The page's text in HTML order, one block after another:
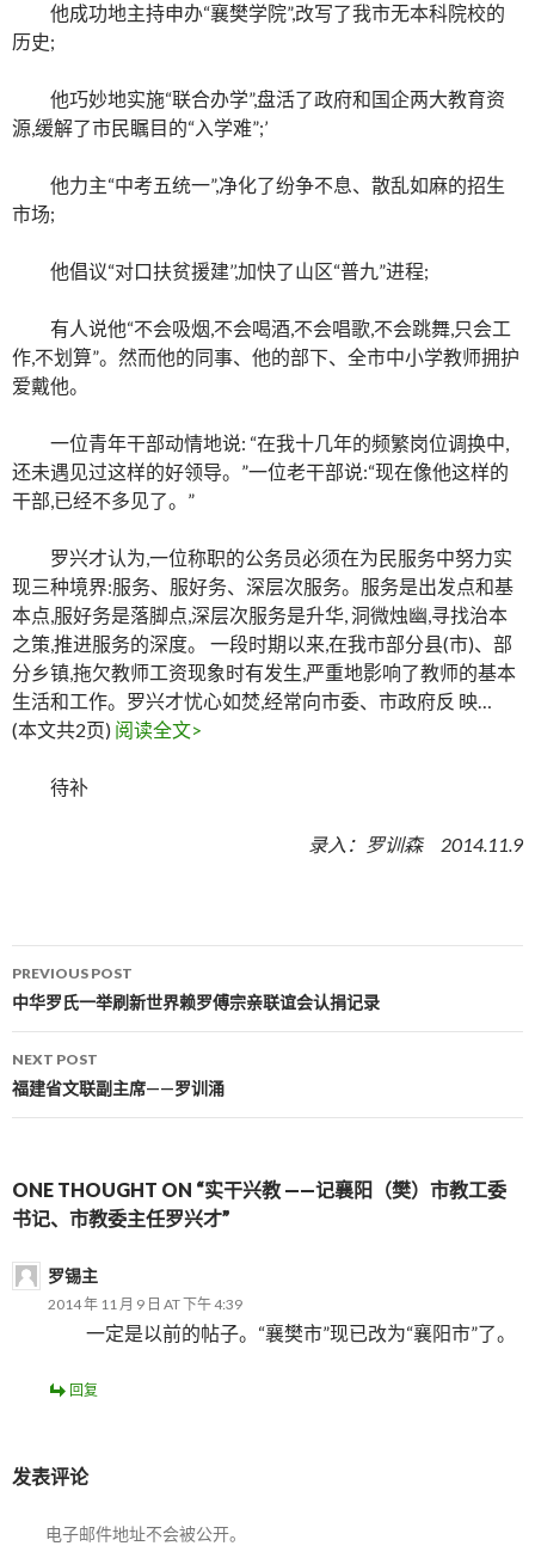
他成功地主持申办“襄樊学院”,改写了我市无本科院校的
历史;
他巧妙地实施“联合办学”,盘活了政府和国企两大教育资
源,缓解了市民瞩目的“入学难”;’
他力主“中考五统一”,净化了纷争不息、散乱如麻的招生
市场;
他倡议“对口扶贫援建’’,加快了山区“普九”进程;
有人说他“不会吸烟,不会喝酒,不会唱歌,不会跳舞,只会工
作,不划算”。然而他的同事、他的部下、全市中小学教师拥护
爱戴他。
一位青年干部动情地说: “在我十几年的频繁岗位调换中,
还未遇见过这样的好领导。”一位老干部说:“现在像他这样的
干部,已经不多见了。”
罗兴才认为,一位称职的公务员必须在为民服务中努力实
现三种境界:服务、服好务、深层次服务。服务是出发点和基
本点,服好务是落脚点,深层次服务是升华, 洞微烛幽,寻找治本
之策,推进服务的深度。 一段时期以来,在我市部分县(市)、部
分乡镇,拖欠教师工资现象时有发生,严重地影响了教师的基本
生活和工作。罗兴才忧心如焚,经常向市委、市政府反 映…
(本文共2页) 阅读全文>
待补
录入：罗训森 2014.11.9
Post navigation
PREVIOUS POST
中华罗氏一举刷新世界赖罗傅宗亲联谊会认捐记录
NEXT POST
福建省文联副主席——罗训涌
ONE THOUGHT ON “实干兴教 ——记襄阳（樊）市教工委
书记、市教委主任罗兴才”
罗锡主
2014 年 11 月 9 日 AT 下午 4:39
一定是以前的帖子。“襄樊市”现已改为“襄阳市”了。
回复
发表评论
电子邮件地址不会被公开。